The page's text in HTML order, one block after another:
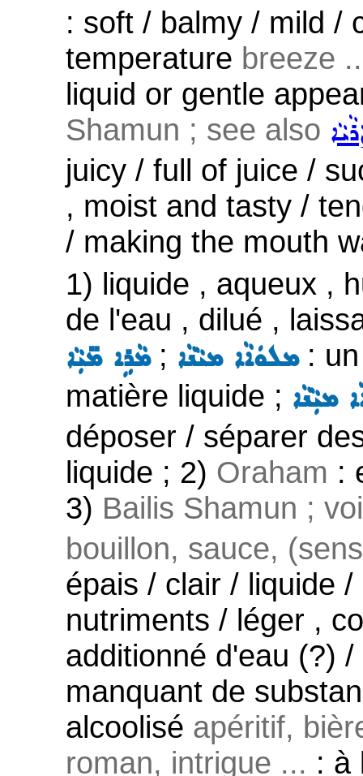
: soft / balmy / mild /
temperature breeze
liquid or gentle
Shamun ; see also
juicy / full of juice /
, moist and tasty /
/ making the mouth
1) liquide , aqueux ,
de l'eau , dilué ,
ܡܵܪܹܐ ܡ̈ܝܼܵܐ; ܡܠܘܿܐܵܐ ܡܝܵܢܵܐ: un
matière liquide ; ܡܝܼܵܢܵܐ
déposer / séparer
liquide ; 2) Oraham :
3) Bailis Shamun ;
bouillon, sauce,
épais / clair / liquide
nutriments / léger ,
additionné d'eau (?)
manquant de
alcoolisé apéritif,
roman, intrigue ... : à